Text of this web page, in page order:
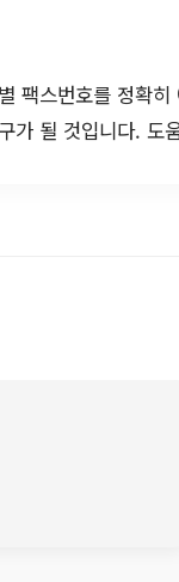
팩스번호를 정확
가 될 것입니다. 도